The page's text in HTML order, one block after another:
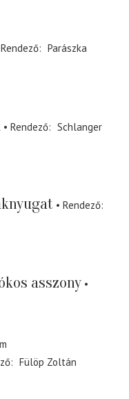
Rendező
Parászka
Rendező
Schlanger
Rendező
asszony
Fülöp Zoltán